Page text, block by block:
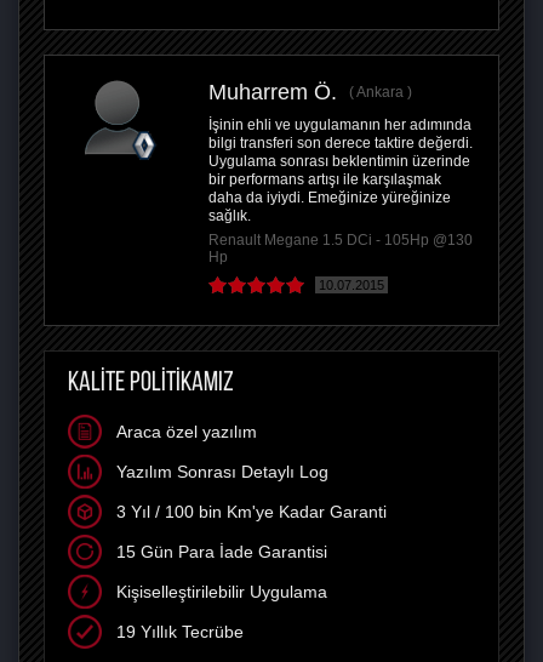
Muharrem Ö.
Ankara
İşinin ehli ve uygulamanın her adımında
bilgi transferi son derece taktire değerdi.
Uygulama sonrası beklentimin üzerinde
bir performans artışı ile karşılaşmak
daha da iyiydi. Emeğinize yüreğinize
sağlık.
Renault Megane 1.5 DCi - 105Hp @130
Hp
10.07.2015
KALİTE POLİTİKAMIZ
Araca özel yazılım
Yazılım Sonrası Detaylı Log
3 Yıl / 100 bin Km'ye Kadar Garanti
15 Gün Para İade Garantisi
Kişiselleştirilebilir Uygulama
19 Yıllık Tecrübe